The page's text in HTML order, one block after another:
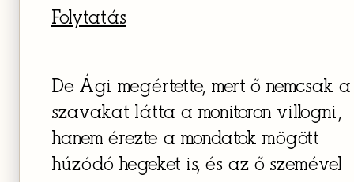
Folytatás
De Ági megértette, mert ő nemcsak a
szavakat látta a monitoron villogni,
hanem érezte a mondatok mögött
húzódó hegeket is, és az ő szemével